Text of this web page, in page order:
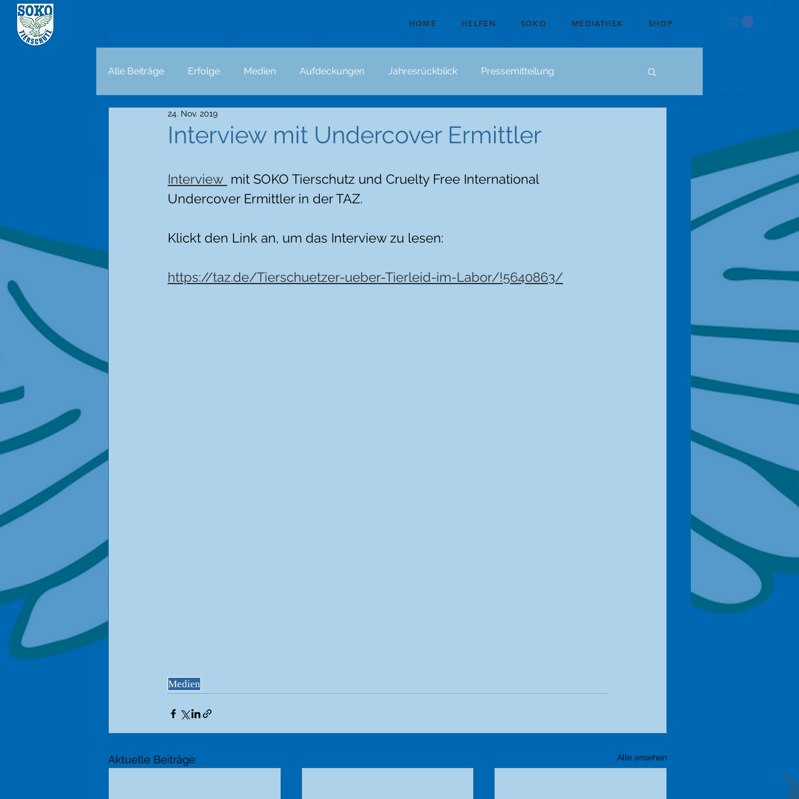
HOME HELFEN SOKO MEDIATHEK SHOP
Alle Beiträge Erfolge Medien Aufdeckungen Jahresrückblick Pressemitteilung
Interview mit Undercover Ermittler
24. Nov. 2019
Interview mit SOKO Tierschutz und Cruelty Free International
Undercover Ermittler in der TAZ.
Klickt den Link an, um das Interview zu lesen:
https://taz.de/Tierschuetzer-ueber-Tierleid-im-Labor/!5640863/
Medien
Aktuelle Beiträge Alle ansehen